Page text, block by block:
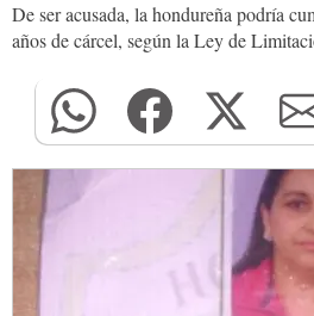
De ser acusada, la hondureña podría
años de cárcel, según la Ley de